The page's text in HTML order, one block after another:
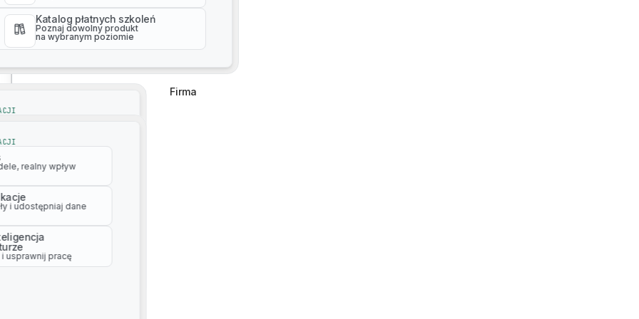
na wybranym poziomie
i udostępniaj dane
usprawnij pracę
Katalog płatnych szkoleń
Poznaj dowolny produkt
na wybranym poziomie
Firma
realny wpływ
i udostępniaj dane
usprawnij pracę